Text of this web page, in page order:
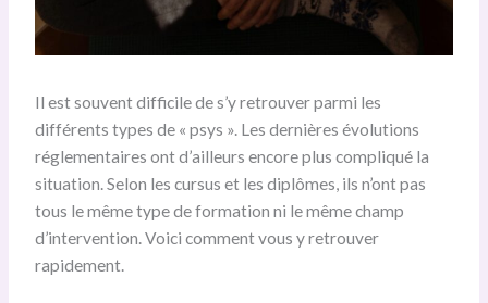
Il est souvent difficile de s’y retrouver parmi les
différents types de « psys ». Les dernières évolutions
réglementaires ont d’ailleurs encore plus compliqué la
situation. Selon les cursus et les diplômes, ils n’ont pas
tous le même type de formation ni le même champ
d’intervention. Voici comment vous y retrouver
rapidement.